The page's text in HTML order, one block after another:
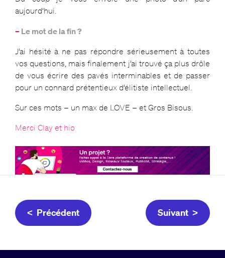
aujourd’hui.
– Le mot de la fin ?
J’ai hésité à ne pas répondre sérieusement à toutes
vos questions, mais finalement j’ai trouvé ça plus drôle
de vous écrire des pavés interminables et de passer
pour un connard prétentieux d’élitiste intellectuel.
Sur ces mots – un max de LOVE – et Gros Bisous.
Merci Clay et hio
< Précédent Suivant >